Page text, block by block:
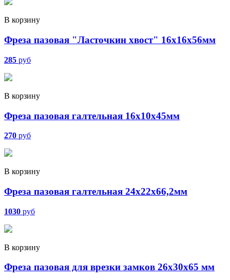
В корзину
Фреза пазовая "Ласточкин хвост" 16х16х56мм
285 руб
В корзину
Фреза пазовая галтельная 16х10х45мм
270 руб
В корзину
Фреза пазовая галтельная 24х22х66,2мм
1030 руб
В корзину
Фреза пазовая для врезки замков 26х30х65 мм